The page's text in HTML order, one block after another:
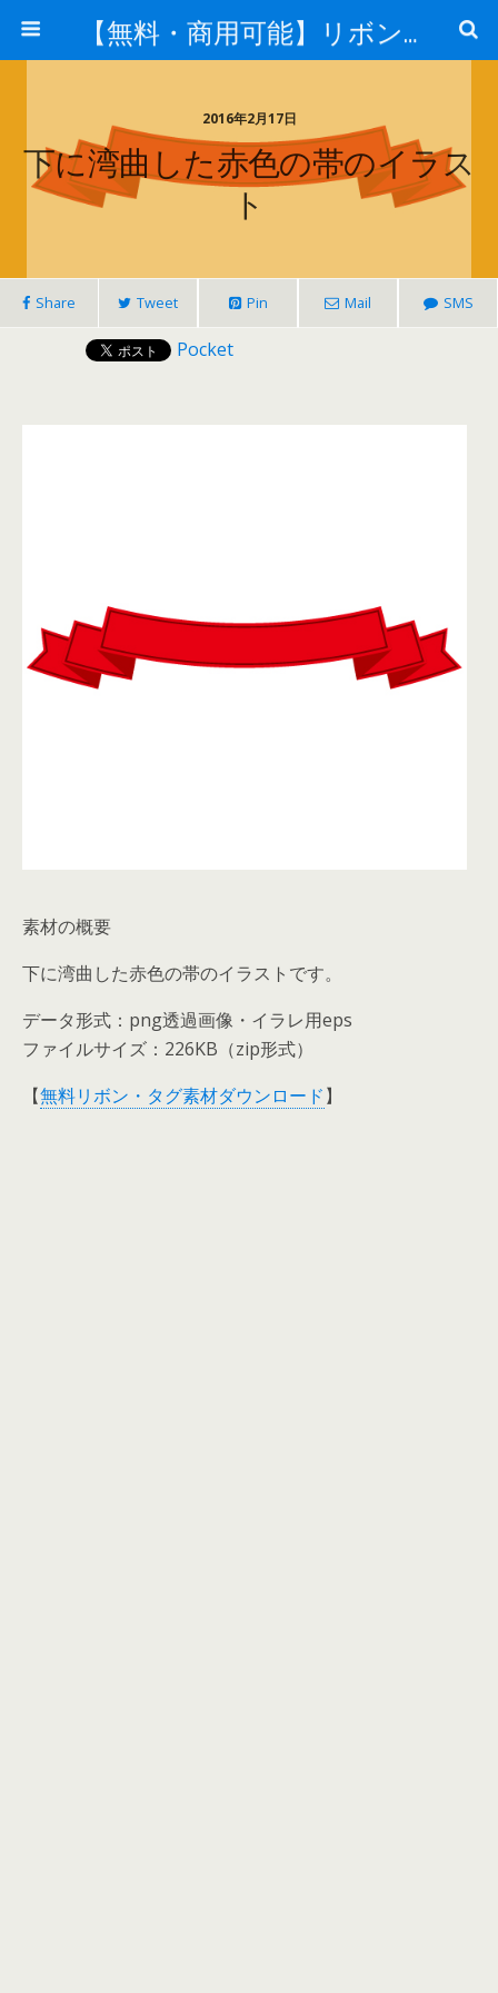
【無料・商用可能】リボン・タグイラレ素材ダウンロード
2016年2月17日
下に湾曲した赤色の帯のイラス
ト
Share Tweet Pin Mail SMS
Pocket
素材の概要
下に湾曲した赤色の帯のイラストです。
データ形式：png透過画像・イラレ用eps
ファイルサイズ：226KB（zip形式）
【無料リボン・タグ素材ダウンロード】